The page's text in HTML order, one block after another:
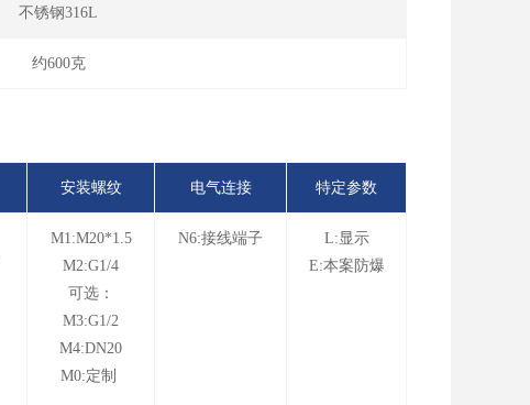
不锈钢316L
约600克
安装螺纹 电气连接 特定参数
M1:M20*1.5
M2:G1/4
可选：
M3:G1/2
M4:DN20
M0:定制
N6:接线端子
L:显示
E:本案防爆